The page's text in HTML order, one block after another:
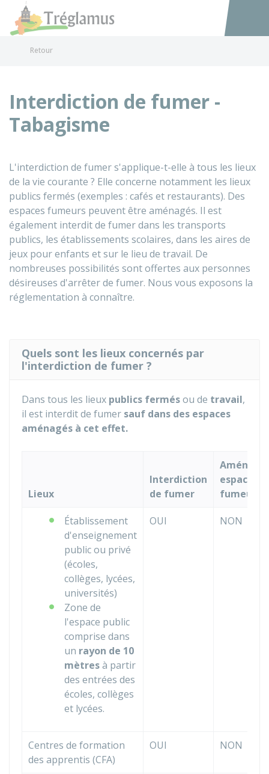
Accéder
Retour
Interdiction de fumer -
Tabagisme
L'interdiction de fumer s'applique-t-elle à tous les lieux
de la vie courante ? Elle concerne notamment les lieux
publics fermés (exemples : cafés et restaurants). Des
espaces fumeurs peuvent être aménagés. Il est
également interdit de fumer dans les transports
publics, les établissements scolaires, dans les aires de
jeux pour enfants et sur le lieu de travail. De
nombreuses possibilités sont offertes aux personnes
désireuses d'arrêter de fumer. Nous vous exposons la
réglementation à connaître.
Quels sont les lieux concernés par
l'interdiction de fumer ?
Dans tous les lieux publics fermésou de travail,
il est interdit de fumer sauf dans des espaces
aménagés à cet effet.
Lieux
Interdiction
de fumer
espace
fumeurs
Établissement
d'enseignement
public ou privé
(écoles,
collèges, lycées,
universités)
Zone de
l'espace public
comprise dans
un rayon de 10
mètresà partir
des entrées des
écoles, collèges
et lycées.
OUI NON
Centres de formation
des apprentis (CFA)
OUI NON